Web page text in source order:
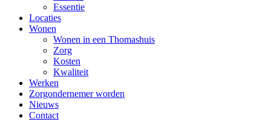
Essentie
Locaties
Wonen
Wonen in een Thomashuis
Zorg
Kosten
Kwaliteit
Werken
Zorgondernemer worden
Nieuws
Contact